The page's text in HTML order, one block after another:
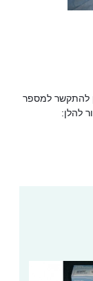
להתקשר למספר